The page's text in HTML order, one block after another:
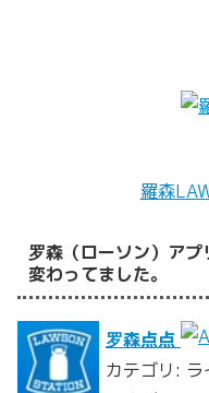
羅森
罗森（ローソン）ア
変わってました。
罗森点点
カテゴリ: